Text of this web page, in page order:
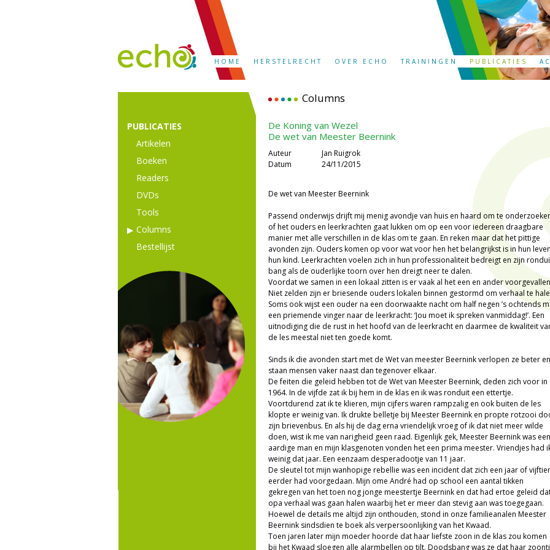
HOME HERSTELRECHT OVER ECHO TRAININGEN PUBLICATIES
PUBLICATIES
Artikelen
Boeken
Readers
DVDs
Tools
Columns
Bestellijst
Columns
De Koning van Wezel
De wet van Meester Beernink
Auteur
Jan Ruigrok
Datum
24/11/2015
De wet van Meester Beernink
Passend onderwijs drijft mij menig avondje van huis en haard om te
of het ouders en leerkrachten gaat lukken om op een voor iedereen draagbare
manier met alle verschillen in de klas om te gaan. En reken maar dat het pittige
avonden zijn. Ouders komen op voor wat voor hen het belangrijkst is in hun
hun kind. Leerkrachten voelen zich in hun professionaliteit bedreigt en zijn
bang als de ouderlijke toorn over hen dreigt neer te dalen.
Voordat we samen in een lokaal zitten is er vaak al het een en ander
Niet zelden zijn er briesende ouders lokalen binnen gestormd om verhaal te
Soms ook wijst een ouder na een doorwaakte nacht om half negen ’s ochtends
een priemende vinger naar de leerkracht: ‘Jou moet ik spreken vanmiddag!’. Een
uitnodiging die de rust in het hoofd van de leerkracht en daarmee de kwaliteit
de les meestal niet ten goede komt.
Sinds ik die avonden start met de Wet van meester Beernink verlopen ze beter en
staan mensen vaker naast dan tegenover elkaar.
De feiten die geleid hebben tot de Wet van Meester Beernink, deden zich voor in
1964. In de vijfde zat ik bij hem in de klas en ik was ronduit een ettertje.
Voortdurend zat ik te klieren, mijn cijfers waren rampzalig en ook buiten de les
klopte er weinig van. Ik drukte belletje bij Meester Beernink en propte rotzooi
zijn brievenbus. En als hij de dag erna vriendelijk vroeg of ik dat niet meer wilde
doen, wist ik me van narigheid geen raad. Eigenlijk gek, Meester Beernink was een
aardige man en mijn klasgenoten vonden het een prima meester. Vriendjes had
weinig dat jaar. Een eenzaam desperadootje van 11 jaar.
De sleutel tot mijn wanhopige rebellie was een incident dat zich een jaar of
eerder had voorgedaan. Mijn ome André had op school een aantal tikken
gekregen van het toen nog jonge meestertje Beernink en dat had ertoe geleid
opa verhaal was gaan halen waarbij het er meer dan stevig aan was toegegaan.
Hoewel de details me altijd zijn onthouden, stond in onze familieanalen Meester
Beernink sindsdien te boek als verpersoonlijking van het Kwaad.
Toen jaren later mijn moeder hoorde dat haar liefste zoon in de klas zou komen
bij het Kwaad sloegen alle alarmbellen op tilt. Doodsbang was ze dat haar